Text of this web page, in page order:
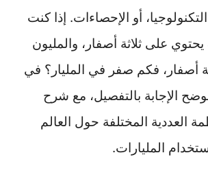
أو الإحصاءات. إذا كنت
على ثلاثة أصفار، والمليون
أصفار، فكم صفر في المليار؟ في
الإجابة بالتفصيل، مع شرح
العددية المختلفة حول العالم
المليارات.